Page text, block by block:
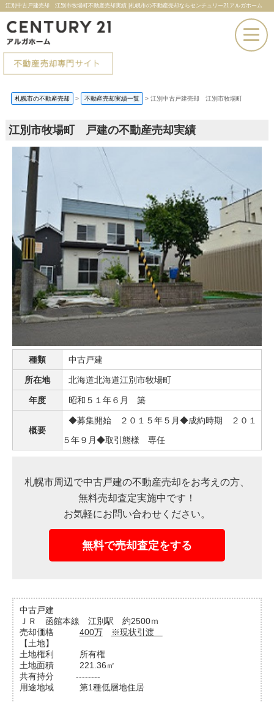
江別中古戸建売却 江別市牧場町不動産売却実績 |札幌市の不動産売却ならセンチュリー21アルガホーム
その場で売却査定
早く
売りたい
高く 秘密に
売った後も
スタッフ紹介 会社概要
来店予約 お問い合わせ
札幌市の不動産売却 > 不動産売却実績一覧 > 江別中古戸建売却 江別市牧場町
江別市牧場町 戸建の不動産売却実績
種類 中古戸建
所在地 北海道北海道江別市牧場町
年度 昭和５１年６月 築
概要
◆募集開始 ２０１５年５月◆成約時期 ２０１
５年９月◆取引態様 専任
札幌市周辺で中古戸建の不動産売却をお考えの方、
無料売却査定実施中です！
お気軽にお問い合わせください。
無料で売却査定をする
中古戸建
ＪＲ 函館本線 江別駅 約2500ｍ
売却価格 400万
※現状引渡
【土地】
土地権利 所有権
土地面積 221.36㎡
共有持分 --------
用途地域 第1種低層地住居